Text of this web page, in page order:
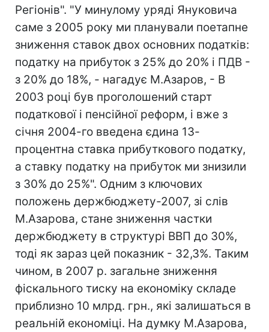
Регіонів". "У минулому уряді Януковича
саме з 2005 року ми планували поетапне
зниження ставок двох основних податків:
податку на прибуток з 25% до 20% і ПДВ -
з 20% до 18%, - нагадує М.Азаров, - В
2003 році був проголошений старт
податкової і пенсійної реформ, і вже з
січня 2004-го введена єдина 13-
процентна ставка прибуткового податку,
а ставку податку на прибуток ми знизили
з 30% до 25%". Одним з ключових
положень держбюджету-2007, зі слів
М.Азарова, стане зниження частки
держбюджету в структурі ВВП до 30%,
тоді як зараз цей показник - 32,3%. Таким
чином, в 2007 р. загальне зниження
фіскального тиску на економіку складе
приблизно 10 млрд. грн., які залишаться в
реальній економіці. На думку М.Азарова,